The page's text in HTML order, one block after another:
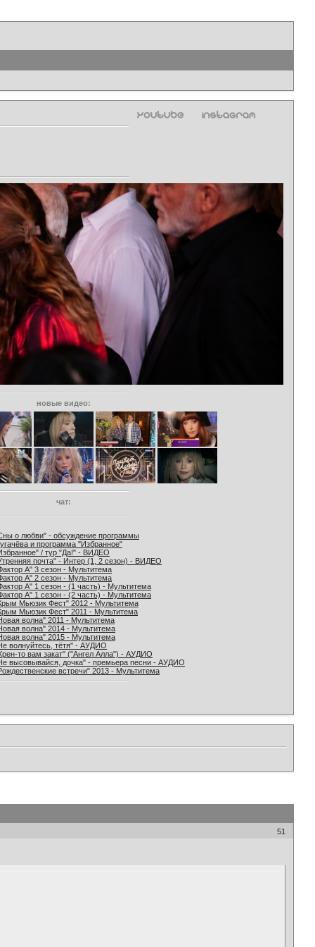
новые видео:
чат:
о любви" - обсуждение программы
и программа "Избранное"
/ тур "Да!" - ВИДЕО
почта" - Интер (1, 2 сезон) - ВИДЕО
А" 3 сезон - Мультитема
А" 2 сезон - Мультитема
А" 1 сезон - (1 часть) - Мультитема
А" 1 сезон - (2 часть) - Мультитема
Мьюзик Фест" 2012 - Мультитема
Мьюзик Фест" 2011 - Мультитема
волна" 2011 - Мультитема
волна" 2014 - Мультитема
волна" 2015 - Мультитема
волнуйтесь, тётя" - АУДИО
то вам закат" ("Ангел Алла") - АУДИО
высовывайся, дочка" - премьера песни - АУДИО
встречи" 2013 - Мультитема
51